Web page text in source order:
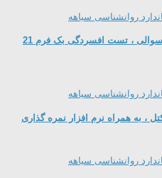
مقیاس افسردگی بک نسخه 21 سوالی ، تست افسردگی بک فرم 21